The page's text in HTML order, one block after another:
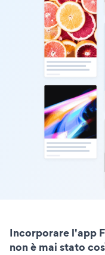
Incorporare l'app
non è mai stato